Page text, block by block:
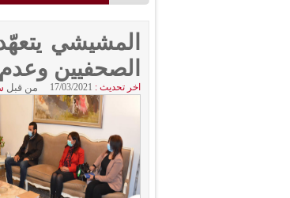
المشيشي
الصحفيين
اخر تحديث : من قبل